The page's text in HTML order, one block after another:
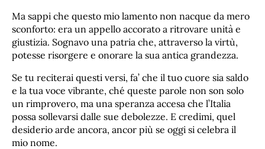
Ma sappi che questo mio lamento non nacque da mero
sconforto: era un appello accorato a ritrovare unità e
giustizia. Sognavo una patria che, attraverso la virtù,
potesse risorgere e onorare la sua antica grandezza.
Se tu reciterai questi versi, fa’ che il tuo cuore sia saldo
e la tua voce vibrante, ché queste parole non son solo
un rimprovero, ma una speranza accesa che l’Italia
possa sollevarsi dalle sue debolezze. E credimi, quel
desiderio arde ancora, ancor più se oggi si celebra il
mio nome.